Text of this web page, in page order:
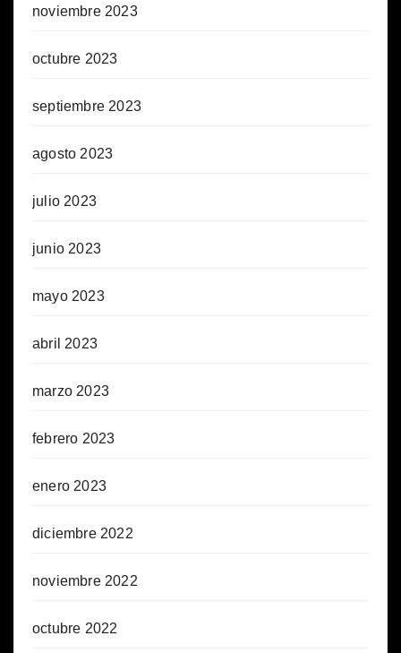
noviembre 2023
octubre 2023
septiembre 2023
agosto 2023
julio 2023
junio 2023
mayo 2023
abril 2023
marzo 2023
febrero 2023
enero 2023
diciembre 2022
noviembre 2022
octubre 2022